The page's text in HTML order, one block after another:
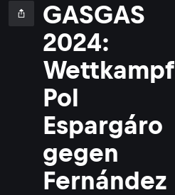
GASGAS
2024:
Wettkampf
Pol
Espargáro
gegen
Fernández